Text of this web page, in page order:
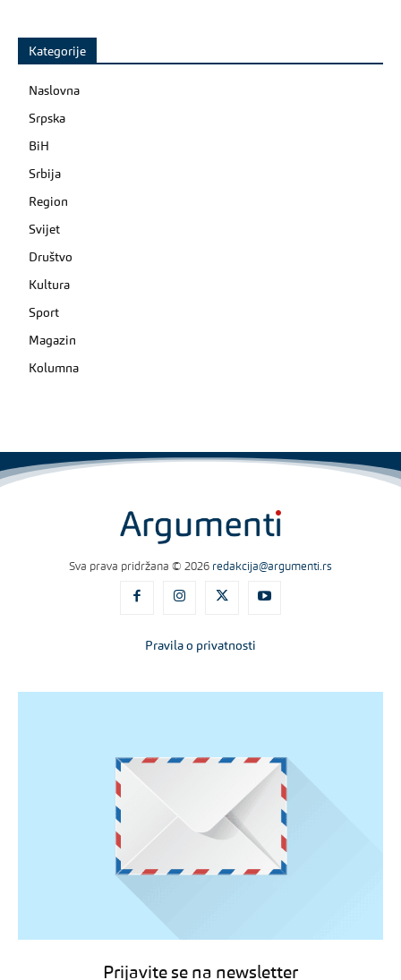
Kategorije
Naslovna
Srpska
BiH
Srbija
Region
Svijet
Društvo
Kultura
Sport
Magazin
Kolumna
Sva prava pridržana © 2026 redakcija@argumenti.rs
Pravila o privatnosti
Prijavite se na newsletter